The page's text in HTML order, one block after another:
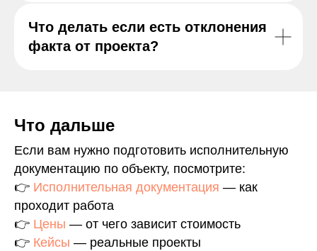
Что делать если есть отклонения
факта от проекта?
Что дальше
Если вам нужно подготовить исполнительную
документацию по объекту, посмотрите:
👉 Исполнительная документация — как
проходит работа
👉 Цены — от чего зависит стоимость
👉 Кейсы — реальные проекты